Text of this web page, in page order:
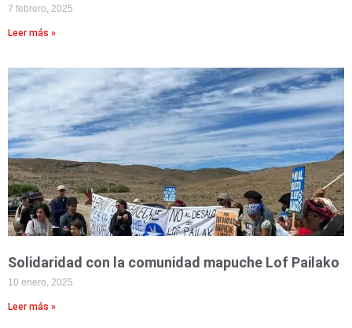
7 febrero, 2025
Leer más »
Solidaridad con la comunidad mapuche Lof Pailako
10 enero, 2025
Leer más »